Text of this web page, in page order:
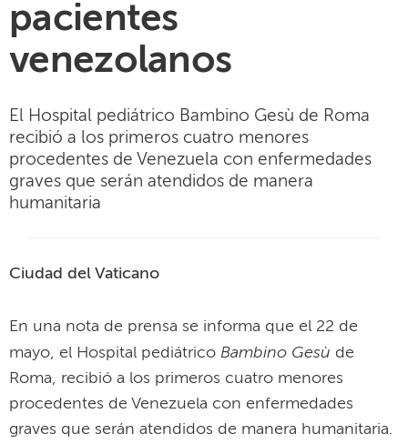
pacientes
venezolanos
El Hospital pediátrico Bambino Gesù de Roma
recibió a los primeros cuatro menores
procedentes de Venezuela con enfermedades
graves que serán atendidos de manera
humanitaria
Ciudad del Vaticano
En una nota de prensa se informa que el 22 de
mayo, el Hospital pediátrico Bambino Gesù de
Roma, recibió a los primeros cuatro menores
procedentes de Venezuela con enfermedades
graves que serán atendidos de manera humanitaria.